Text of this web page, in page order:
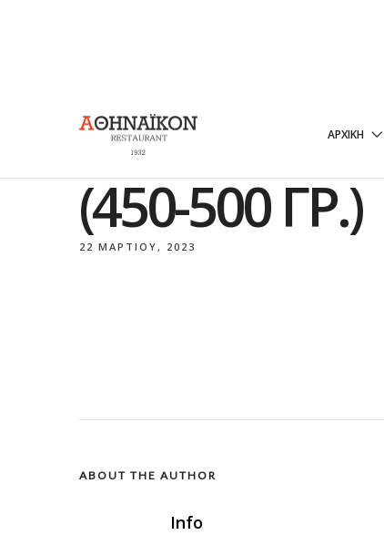
ΑΡΧΙΚΉ
ΚΑΛΑΜΆΡΙ
450-500 ΓΡ.)
22 ΜΑΡΤΊΟΥ, 2023
ABOUT THE AUTHOR
Info